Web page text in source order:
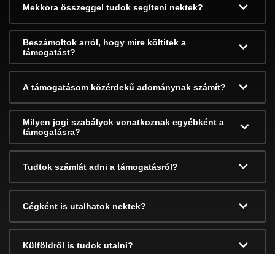
Mekkora összeggel tudok segíteni nektek?
Beszámoltok arról, hogy mire költitek a
támogatást?
A támogatásom közérdekű adománynak számít?
Milyen jogi szabályok vonatkoznak egyébként a
támogatásra?
Tudtok számlát adni a támogatásról?
Cégként is utalhatok nektek?
Külföldről is tudok utalni?